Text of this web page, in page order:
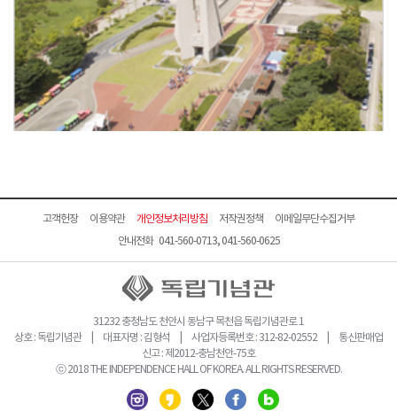
고객헌장 이용약관 개인정보처리방침 저작권정책
이메일무단수집거부
안내전화 041-560-0713, 041-560-0625
31232 충청남도 천안시 동남구 목천읍 독립기념관로 1
상호 : 독립기념관 | 대표자명 : 김형석 | 사업자등록번호 : 312-82-02552 | 통신판매업
신고 : 제2012-충남천안-75호
ⓒ 2018 THE INDEPENDENCE HALL OF KOREA. ALL RIGHTS RESERVED.